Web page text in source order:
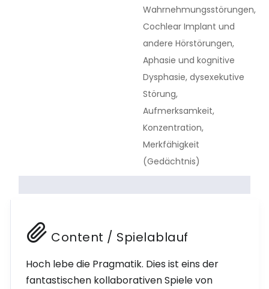
Dysarthrie und Dysarthrophonie
sensorische Integration
Wahrnehmungsstörungen,
Cochlear Implant und
andere Hörstörungen,
Aphasie und kognitive
Dysphasie, dysexekutive
Störung,
Aufmerksamkeit,
Konzentration,
Merkfähigkeit
(Gedächtnis)
Content / Spielablauf
Hoch lebe die Pragmatik. Dies ist eins der
fantastischen kollaborativen Spiele von